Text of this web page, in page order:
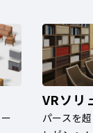
VRソリ
パースを